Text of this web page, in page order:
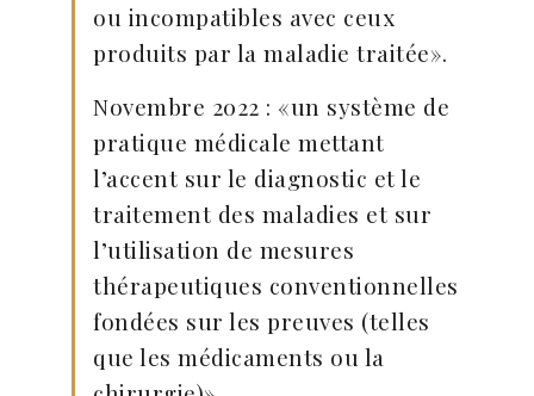
ou incompatibles avec ceux
produits par la maladie traitée».
Novembre 2022 : «un système de
pratique médicale mettant
l’accent sur le diagnostic et le
traitement des maladies et sur
l’utilisation de mesures
thérapeutiques conventionnelles
fondées sur les preuves (telles
que les médicaments ou la